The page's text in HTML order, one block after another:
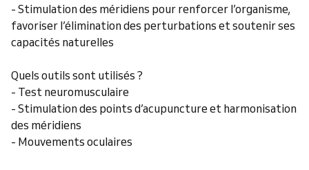
- Stimulation des méridiens pour renforcer l’organisme,
favoriser l’élimination des perturbations et soutenir ses
capacités naturelles
Quels outils sont utilisés ?
- Test neuromusculaire
- Stimulation des points d’acupuncture et harmonisation
des méridiens
- Mouvements oculaires